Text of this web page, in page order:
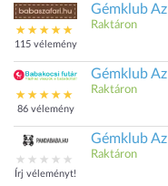
115 vélemény
Gémklub
Raktáron
86 vélemény
Gémklub
Raktáron
Írj véleményt!
Gémklub
Raktáron